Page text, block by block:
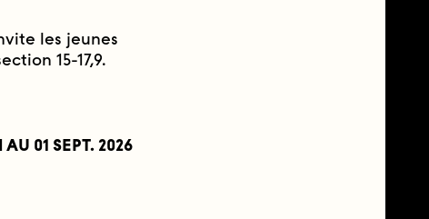
les jeunes
15-17,9.
AU 01 SEPT. 2026